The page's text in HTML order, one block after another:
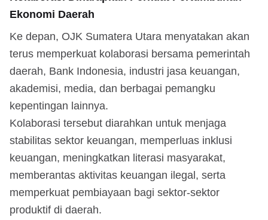
Ekonomi Daerah
Ke depan, OJK Sumatera Utara menyatakan akan
terus memperkuat kolaborasi bersama pemerintah
daerah, Bank Indonesia, industri jasa keuangan,
akademisi, media, dan berbagai pemangku
kepentingan lainnya.
Kolaborasi tersebut diarahkan untuk menjaga
stabilitas sektor keuangan, memperluas inklusi
keuangan, meningkatkan literasi masyarakat,
memberantas aktivitas keuangan ilegal, serta
memperkuat pembiayaan bagi sektor-sektor
produktif di daerah.